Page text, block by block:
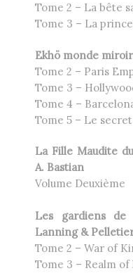
Tome 2 – La bête
Tome 3 – La
Ekhö monde
Tome 2 – Paris
Tome 3 –
Tome 4 –
Tome 5 – Le
La Fille Maudite
A. Bastian
Volume Deuxième
Les gardiens de
Lanning &
Tome 2 – War of
Tome 3 – Realm of